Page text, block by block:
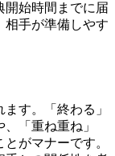
開始時間までに届
相手が準備しやす
す。「終わる」
「重ね重ね」
がマナーです。